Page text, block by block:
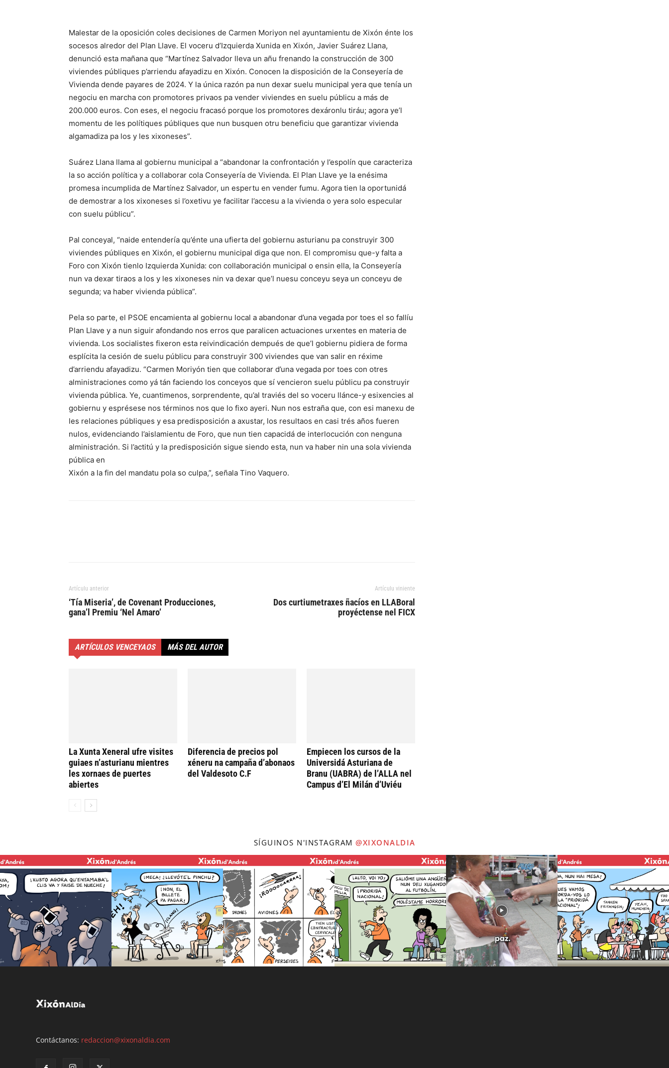
Malestar de la oposición coles decisiones de Carmen Moriyon nel ayuntamientu de Xixón énte los
socesos alredor del Plan Llave. El voceru d’Izquierda Xunida en Xixón, Javier Suárez Llana,
denunció esta mañana que “Martínez Salvador lleva un añu frenando la construcción de 300
viviendes públiques p’arriendu afayadizu en Xixón. Conocen la disposición de la Conseyería de
Vivienda dende payares de 2024. Y la única razón pa nun dexar suelu municipal yera que tenía un
negociu en marcha con promotores privaos pa vender viviendes en suelu públicu a más de
200.000 euros. Con eses, el negociu fracasó porque los promotores dexáronlu tiráu; agora ye’l
momentu de les polítiques públiques que nun busquen otru beneficiu que garantizar vivienda
algamadiza pa los y les xixoneses”.
Suárez Llana llama al gobiernu municipal a “abandonar la confrontación y l’espolín que caracteriza
la so acción política y a collaborar cola Conseyería de Vivienda. El Plan Llave ye la enésima
promesa incumplida de Martínez Salvador, un espertu en vender fumu. Agora tien la oportunidá
de demostrar a los xixoneses si l’oxetivu ye facilitar l’accesu a la vivienda o yera solo especular
con suelu públicu”.
Pal conceyal, “naide entendería qu’énte una ufierta del gobiernu asturianu pa construyir 300
viviendes públiques en Xixón, el gobiernu municipal diga que non. El compromisu que-y falta a
Foro con Xixón tienlo Izquierda Xunida: con collaboración municipal o ensin ella, la Conseyería
nun va dexar tiraos a los y les xixoneses nin va dexar que’l nuesu conceyu seya un conceyu de
segunda; va haber vivienda pública”.
Pela so parte, el PSOE encamienta al gobiernu local a abandonar d’una vegada por toes el so fallíu
Plan Llave y a nun siguir afondando nos erros que paralicen actuaciones urxentes en materia de
vivienda. Los socialistes fixeron esta reivindicación dempués de que’l gobiernu pidiera de forma
esplícita la cesión de suelu públicu para construyir 300 viviendes que van salir en réxime
d’arriendu afayadizu. “Carmen Moriyón tien que collaborar d’una vegada por toes con otres
alministraciones como yá tán faciendo los conceyos que sí vencieron suelu públicu pa construyir
vivienda pública. Ye, cuantimenos, sorprendente, qu’al traviés del so voceru llánce-y esixencies al
gobiernu y esprésese nos términos nos que lo fixo ayeri. Nun nos estraña que, con esi manexu de
les relaciones públiques y esa predisposición a axustar, los resultaos en casi trés años fueren
nulos, evidenciando l’aislamientu de Foro, que nun tien capacidá de interlocución con nenguna
alministración. Si l’actitú y la predisposición sigue siendo esta, nun va haber nin una sola vivienda
pública en
Xixón a la fin del mandatu pola so culpa,”, señala Tino Vaquero.
Artículu anterior
‘Tía Miseria’, de Covenant Producciones,
gana’l Premiu ‘Nel Amaro’
Artículu viniente
Dos curtiumetraxes ñacíos en LLABoral
proyéctense nel FICX
ARTÍCULOS VENCEYAOS MÁS DEL AUTOR
La Xunta Xeneral ufre visites
guiaes n’asturianu mientres
les xornaes de puertes
abiertes
Diferencia de precios pol
xéneru na campaña d’abonaos
del Valdesoto C.F
Empiecen los cursos de la
Universidá Asturiana de
Branu (UABRA) de l’ALLA nel
Campus d’El Milán d’Uviéu
SÍGUINOS N'INSTAGRAM @XIXONALDIA
Contáctanos: redaccion@xixonaldia.com